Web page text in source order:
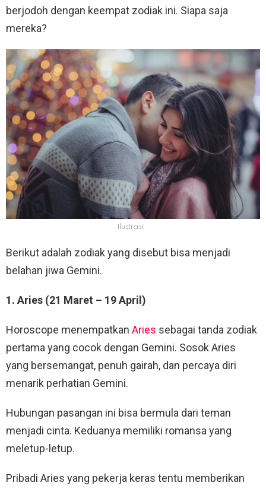
berjodoh dengan keempat zodiak ini. Siapa saja
mereka?
Ilustrasi
Berikut adalah zodiak yang disebut bisa menjadi
belahan jiwa Gemini.
1. Aries (21 Maret – 19 April)
Horoscope menempatkan Aries sebagai tanda zodiak
pertama yang cocok dengan Gemini. Sosok Aries
yang bersemangat, penuh gairah, dan percaya diri
menarik perhatian Gemini.
Hubungan pasangan ini bisa bermula dari teman
menjadi cinta. Keduanya memiliki romansa yang
meletup-letup.
Pribadi Aries yang pekerja keras tentu memberikan